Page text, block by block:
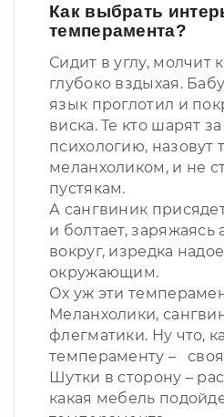
Как выбрать
темперамента?
Сидит в углу, молчит
глубоко вздыхая.
язык проглотил и
виска. Те кто шарят
психологию, назовут
меланхоликом, и не
пустякам.
А сангвиник
и болтает,
вокруг, изредка
окружающим.
Ох уж эти
Меланхолики,
флегматики. Ну что,
темпераменту –
Шутки в сторону –
какая мебель